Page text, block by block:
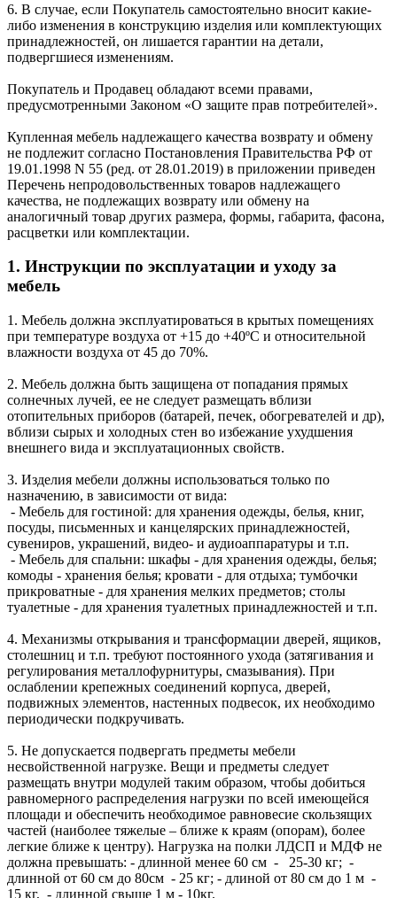
6. В случае, если Покупатель самостоятельно вносит какие-
либо изменения в конструкцию изделия или комплектующих
принадлежностей, он лишается гарантии на детали,
подвергшиеся изменениям.
Покупатель и Продавец обладают всеми правами,
предусмотренными Законом «О защите прав потребителей».
Купленная мебель надлежащего качества возврату и обмену
не подлежит согласно Постановления Правительства РФ от
19.01.1998 N 55 (ред. от 28.01.2019) в приложении приведен
Перечень непродовольственных товаров надлежащего
качества, не подлежащих возврату или обмену на
аналогичный товар других размера, формы, габарита, фасона,
расцветки или комплектации.
1. Инструкции по эксплуатации и уходу за
мебель
1. Мебель должна эксплуатироваться в крытых помещениях
при температуре воздуха от +15 до +40ºС и относительной
влажности воздуха от 45 до 70%.
2. Мебель должна быть защищена от попадания прямых
солнечных лучей, ее не следует размещать вблизи
отопительных приборов (батарей, печек, обогревателей и др),
вблизи сырых и холодных стен во избежание ухудшения
внешнего вида и эксплуатационных свойств.
3. Изделия мебели должны использоваться только по
назначению, в зависимости от вида:
- Мебель для гостиной: для хранения одежды, белья, книг,
посуды, письменных и канцелярских принадлежностей,
сувениров, украшений, видео- и аудиоаппаратуры и т.п.
- Мебель для спальни: шкафы - для хранения одежды, белья;
комоды - хранения белья; кровати - для отдыха; тумбочки
прикроватные - для хранения мелких предметов; столы
туалетные - для хранения туалетных принадлежностей и т.п.
4. Механизмы открывания и трансформации дверей, ящиков,
столешниц и т.п. требуют постоянного ухода (затягивания и
регулирования металлофурнитуры, смазывания). При
ослаблении крепежных соединений корпуса, дверей,
подвижных элементов, настенных подвесок, их необходимо
периодически подкручивать.
5. Не допускается подвергать предметы мебели
несвойственной нагрузке. Вещи и предметы следует
размещать внутри модулей таким образом, чтобы добиться
равномерного распределения нагрузки по всей имеющейся
площади и обеспечить необходимое равновесие скользящих
частей (наиболее тяжелые – ближе к краям (опорам), более
легкие ближе к центру). Нагрузка на полки ЛДСП и МДФ не
должна превышать: - длинной менее 60 см - 25-30 кг; -
длинной от 60 см до 80см - 25 кг; - длиной от 80 см до 1 м -
15 кг, - длинной свыше 1 м - 10кг.